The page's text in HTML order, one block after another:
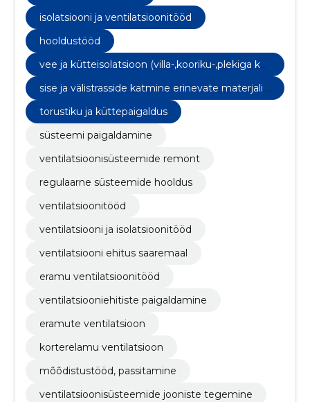
Hiiumaal ja Harjumaal, kuid teostame töid üle kogu
Eesti.isolatsiooni ja ventilatsioonitööd
hooldustööd
vee ja kütteisolatsioon (villa-,kooriku-,plekiga kat
sise ja välistrasside katmine erinevate materjalid
torustiku ja küttepaigaldus
süsteemi paigaldamine
ventilatsioonisüsteemide remont
regulaarne süsteemide hooldus
ventilatsioonitööd
ventilatsiooni ja isolatsioonitööd
ventilatsiooni ehitus saaremaal
eramu ventilatsioonitööd
ventilatsiooniehitiste paigaldamine
eramute ventilatsioon
korterelamu ventilatsioon
mõõdistustööd, passitamine
ventilatsioonisüsteemide jooniste tegemine